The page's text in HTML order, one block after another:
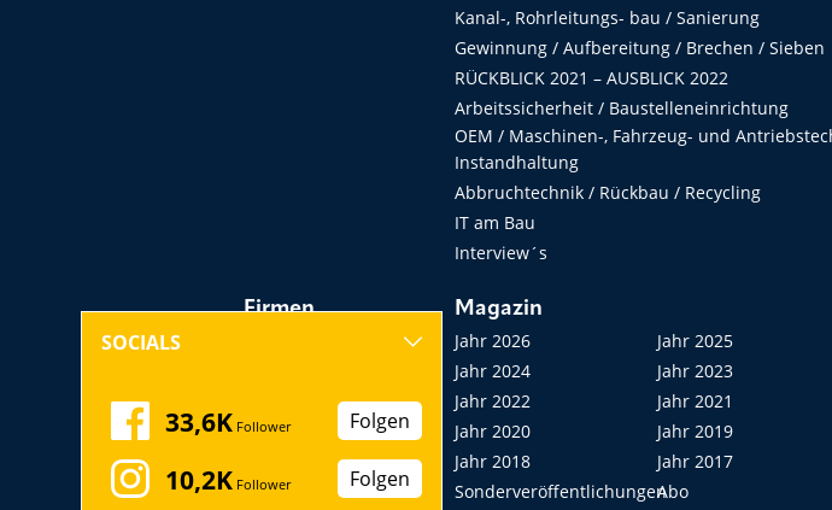
Kanal-, Rohrleitungs- bau / Sanierung
Gewinnung / Aufbereitung / Brechen / Sieben
RÜCKBLICK 2021 – AUSBLICK 2022
Arbeitssicherheit / Baustelleneinrichtung
OEM / Maschinen-, Fahrzeug- und
Instandhaltung
Abbruchtechnik / Rückbau / Recycling
IT am Bau
Interview´s
Firmen
Messen, Seminare,
Kongresse
Startup
Magazin
Jahr 2026
Jahr 2025
Jahr 2024
Jahr 2023
Jahr 2022
Jahr 2021
Jahr 2020
Jahr 2019
Jahr 2018
Jahr 2017
SonderveröffentlichungenAbo
SOCIALS
33,6K Follower Folgen
10,2K Follower Folgen